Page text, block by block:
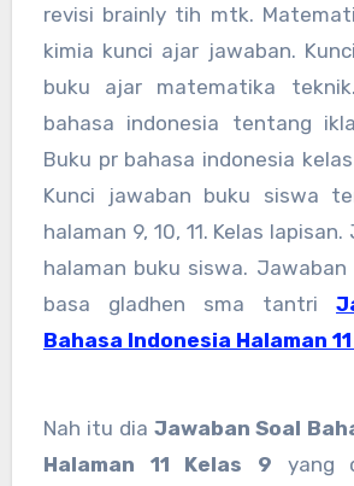
revisi brainly tih mtk.
kimia kunci ajar jawaban.
buku ajar matematika
bahasa indonesia tentang
Buku pr bahasa indonesia
Kunci jawaban buku siswa
halaman 9, 10, 11. Kelas
halaman buku siswa. Jawaban
basa gladhen sma tantri
Bahasa Indonesia Halaman
Nah itu dia Jawaban Soal
Halaman 11 Kelas 9 yang